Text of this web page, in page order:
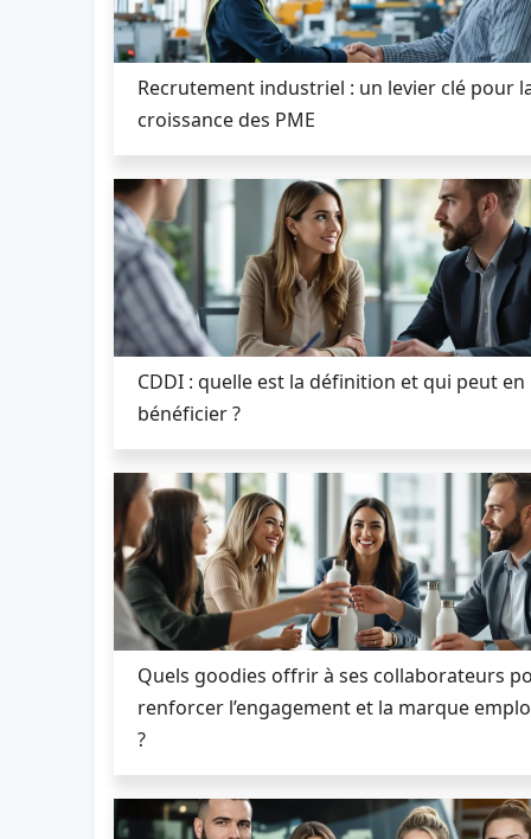
Recrutement industriel : un levier clé pour
croissance des PME
CDDI : quelle est la définition et qui peut en
bénéficier ?
Quels goodies offrir à ses collaborateurs
renforcer l’engagement et la marque
?